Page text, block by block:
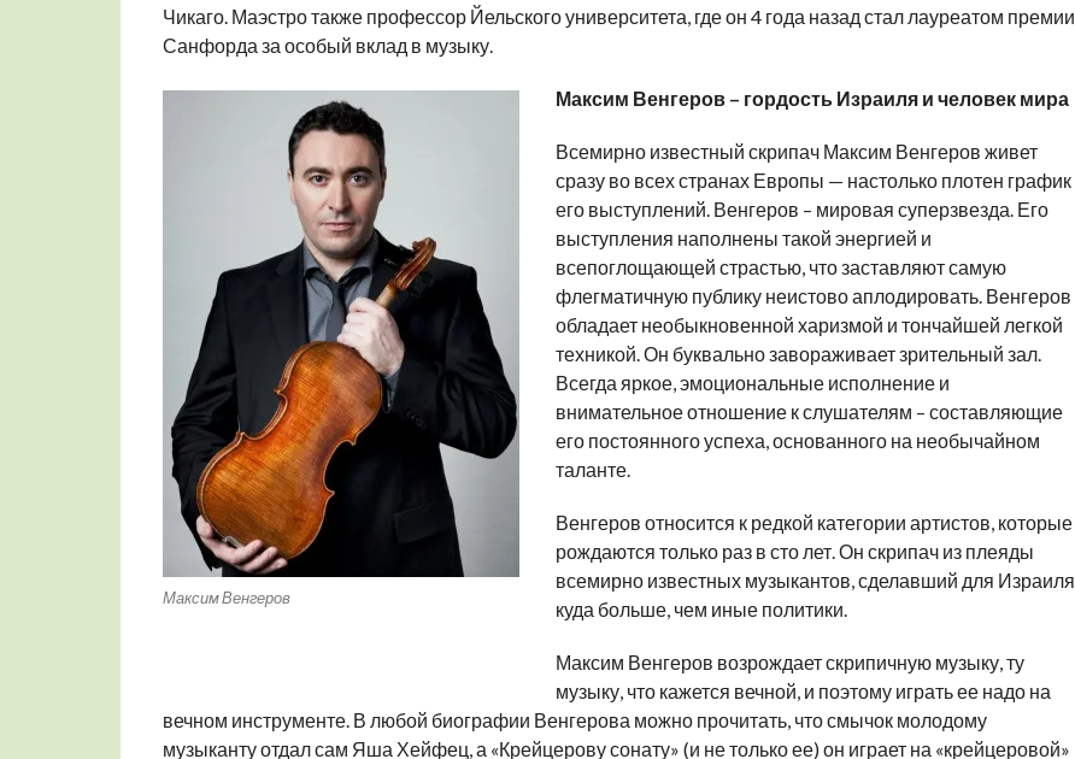
Чикаго. Маэстро также профессор Йельского университета, где он 4 года назад стал лауреатом премии
Санфорда за особый вклад в музыку.
Максим Венгеров
Максим Венгеров – гордость Израиля и человек мира
Всемирно известный скрипач Максим Венгеров живет
сразу во всех странах Европы — настолько плотен график
его выступлений. Венгеров – мировая суперзвезда. Его
выступления наполнены такой энергией и
всепоглощающей страстью, что заставляют самую
флегматичную публику неистово аплодировать. Венгеров
обладает необыкновенной харизмой и тончайшей легкой
техникой. Он буквально завораживает зрительный зал.
Всегда яркое, эмоциональные исполнение и
внимательное отношение к слушателям – составляющие
его постоянного успеха, основанного на необычайном
таланте.
Венгеров относится к редкой категории артистов, которые
рождаются только раз в сто лет. Он скрипач из плеяды
всемирно известных музыкантов, сделавший для Израиля
куда больше, чем иные политики.
Максим Венгеров возрождает скрипичную музыку, ту
музыку, что кажется вечной, и поэтому играть ее надо на
вечном инструменте. В любой биографии Венгерова можно прочитать, что смычок молодому
музыканту отдал сам Яша Хейфец, а «Крейцерову сонату» (и не только ее) он играет на «крейцеровой»